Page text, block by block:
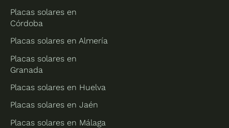
Placas solares en
Córdoba
Placas solares en Almería
Placas solares en
Granada
Placas solares en Huelva
Placas solares en Jaén
Placas solares en Málaga